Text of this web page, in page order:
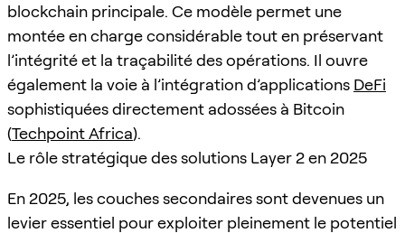
blockchain principale. Ce modèle permet une
montée en charge considérable tout en préservant
l’intégrité et la traçabilité des opérations. Il ouvre
également la voie à l’intégration d’applications DeFi
sophistiquées directement adossées à Bitcoin
(Techpoint Africa).
Le rôle stratégique des solutions Layer 2 en 2025
En 2025, les couches secondaires sont devenues un
levier essentiel pour exploiter pleinement le potentiel